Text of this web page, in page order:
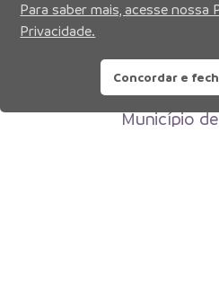
Prefeitura
Município
Para saber mais, acesse nossa
Privacidade.
Concordar e